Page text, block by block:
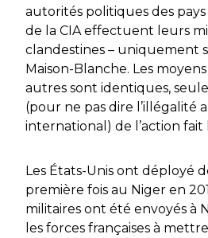
autorités politiques des
de la CIA effectuent leurs
clandestines – uniquement
Maison-Blanche. Les
autres sont identiques,
(pour ne pas dire l’illégalité
international) de l’action fait
Les États-Unis ont déployé
première fois au Niger en
militaires ont été envoyés à
les forces françaises à